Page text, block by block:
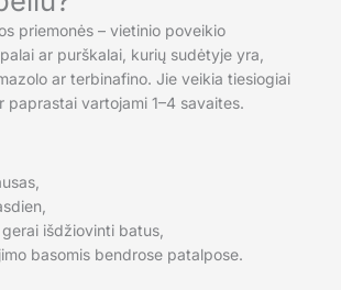
priemonės – vietinio poveikio
ar purškalai, kurių sudėtyje yra,
ar terbinafino. Jie veikia tiesiogiai
paprastai vartojami 1–4 savaites.
išdžiovinti batus,
basomis bendrose patalpose.